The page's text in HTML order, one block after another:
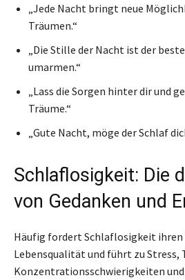
„Jede Nacht bringt neue
Träumen.“
„Die Stille der Nacht ist der
umarmen.“
„Lass die Sorgen hinter dir und
Träume.“
„Gute Nacht, möge der Schlaf
Schlaflosigkeit: Die
von Gedanken und
Häufig fordert Schlaflosigkeit ihren
Lebensqualität und führt zu Stress,
Konzentrationsschwierigkeiten